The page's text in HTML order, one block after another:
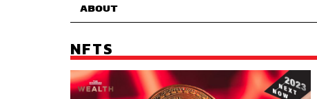
ABOUT
NFTS